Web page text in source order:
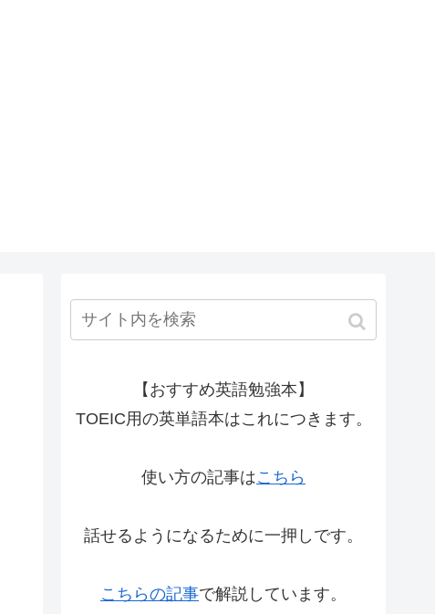
【おすすめ英語勉強本】
TOEIC用の英単語本はこれにつきます。
使い方の記事はこちら
話せるようになるために一押しです。
こちらの記事で解説しています。